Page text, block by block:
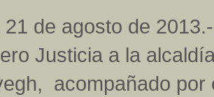
de agosto de
Justicia a la
acompañado por